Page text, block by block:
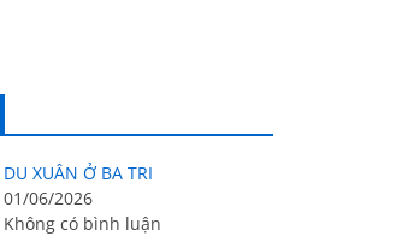
DU XUÂN Ở BA TRI
01/06/2026
Không có bình luận